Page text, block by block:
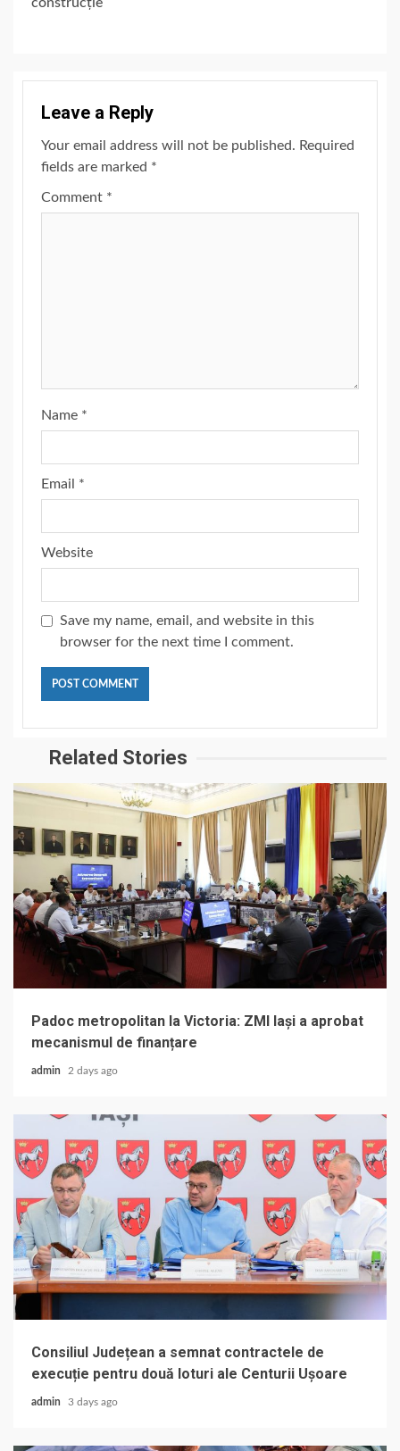
Leave a Reply
Your email address will not be published. Required
fields are marked *
Comment *
Name *
Email *
Website
Save my name, email, and website in this
browser for the next time I comment.
Related Stories
Padoc metropolitan la Victoria: ZMI Iași a aprobat
mecanismul de finanțare
admin 2 days ago
Consiliul Județean a semnat contractele de
execuție pentru două loturi ale Centurii Ușoare
admin 3 days ago